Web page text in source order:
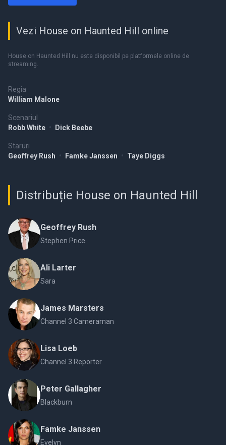
Regia
William Malone
Scenariul
Robb White • Dick Beebe
Staruri
Geoffrey Rush • Famke Janssen • Taye Diggs
Vezi House on Haunted Hill online
House on Haunted Hill nu este disponibil pe platformele online de
streaming.
Distribuție House on Haunted Hill
Geoffrey Rush
Stephen Price
Ali Larter
Sara
James Marsters
Channel 3 Cameraman
Lisa Loeb
Channel 3 Reporter
Peter Gallagher
Blackburn
Famke Janssen
Evelyn